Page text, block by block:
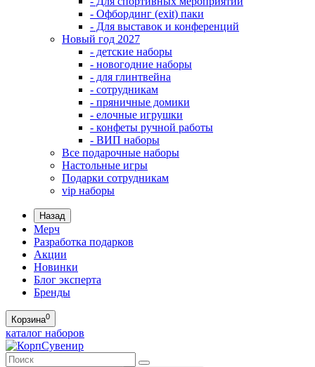
- Офбординг (exit) паки
- Для выставок и конференций
Новый год 2027
- детские наборы
- новогодние наборы
- для глинтвейна
- сотрудникам
- пряничные домики
- елочные игрушки
- конфеты ручной работы
- ВИП наборы
Все подарочные наборы
Настольные игры
Подарки сотрудникам
vip наборы
Назад
Мерч
Разработка подарков
Акции
Новинки
Блог эксперта
Бренды
Корзина0
каталог наборов